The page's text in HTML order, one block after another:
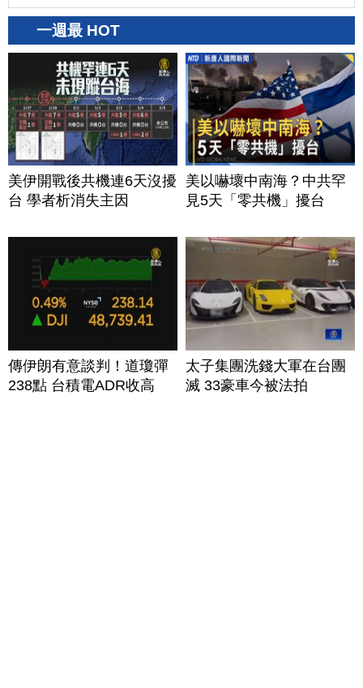
一週最 HOT
美伊開戰後共機連6天沒擾
台 學者析消失主因
美以嚇壞中南海？中共罕
見5天「零共機」擾台
傳伊朗有意談判！道瓊彈
238點 台積電ADR收高
太子集團洗錢大軍在台團
滅 33豪車今被法拍